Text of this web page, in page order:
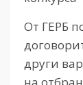
От ГЕРБ
други